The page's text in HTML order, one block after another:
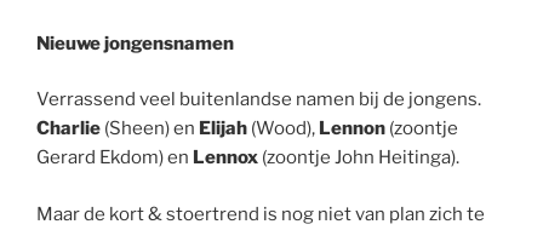
Nieuwe jongensnamen
Verrassend veel buitenlandse namen bij de jongens.
Charlie (Sheen) en Elijah (Wood), Lennon (zoontje
Gerard Ekdom) en Lennox (zoontje John Heitinga).
Maar de kort & stoertrend is nog niet van plan zich te